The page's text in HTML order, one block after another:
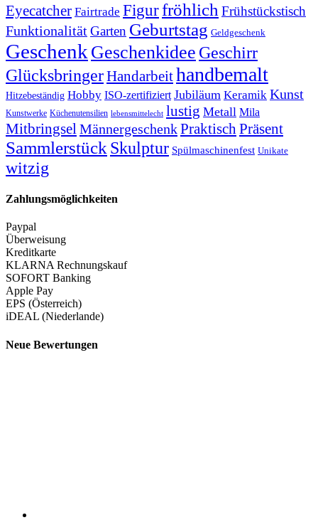
Eyecatcher Fairtrade Figurfröhlich Frühstückstisch
FunktionalitätGarten Geburtstag Geldgeschenk
Geschenk Geschenkidee Geschirr
GlücksbringerHandarbeithandbemalt
Hitzebeständig Hobby ISO-zertifiziert Jubiläum Keramik Kunst
Kunstwerke Küchenutensilien lebensmittelecht lustig Metall Mila
MitbringselMännergeschenkPraktischPräsent
Sammlerstück Skulptur Spülmaschinenfest Unikate
witzig
Zahlungsmöglichkeiten
Paypal
Überweisung
Kreditkarte
KLARNA Rechnungskauf
SOFORT Banking
Apple Pay
EPS (Österreich)
iDEAL (Niederlande)
Neue Bewertungen